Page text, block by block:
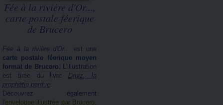
Fée à la rivière d'Or...,
carte postale féerique
de Brucero
Fée à la rivière d'Or...
est une
carte postale féerique moyen
format de Brucero. L'illustration
est tirée du livre Druiz, la
prophétie perdue.
Découvrez également
l'enveloppe illustrée par Brucero,